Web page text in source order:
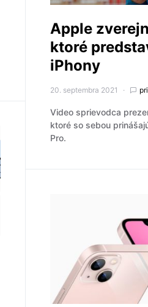
Apple
ktoré
iPhony
20. septembra 2021
Video sprievodca
ktoré so sebou
Pro.